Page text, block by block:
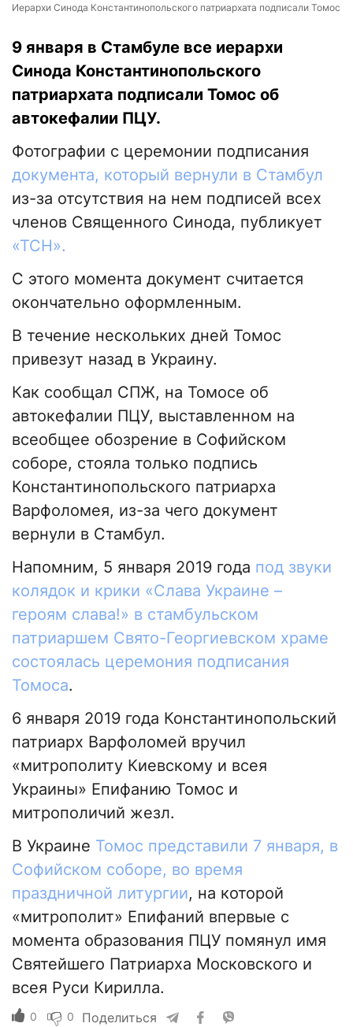
Иерархи Синода Константинопольского патриархата подписали Томос
9 января в Стамбуле все иерархи
Синода Константинопольского
патриархата подписали Томос об
автокефалии ПЦУ.
Фотографии с церемонии подписания
документа, который вернули в Стамбул
из-за отсутствия на нем подписей всех
членов Священного Синода, публикует
«ТСН».
С этого момента документ считается
окончательно оформленным.
В течение нескольких дней Томос
привезут назад в Украину.
Как сообщал СПЖ, на Томосе об
автокефалии ПЦУ, выставленном на
всеобщее обозрение в Софийском
соборе, стояла только подпись
Константинопольского патриарха
Варфоломея, из-за чего документ
вернули в Стамбул.
Напомним, 5 января 2019 года под звуки
колядок и крики «Слава Украине –
героям слава!» в стамбульском
патриаршем Свято-Георгиевском храме
состоялась церемония подписания
Томоса.
6 января 2019 года Константинопольский
патриарх Варфоломей вручил
«митрополиту Киевскому и всея
Украины» Епифанию Томос и
митрополичий жезл.
В Украине Томос представили 7 января, в
Софийском соборе, во время
праздничной литургии, на которой
«митрополит» Епифаний впервые с
момента образования ПЦУ помянул имя
Святейшего Патриарха Московского и
всея Руси Кирилла.
0 0 Поделиться